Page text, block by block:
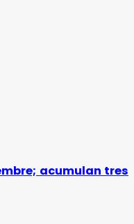
acumulan tres